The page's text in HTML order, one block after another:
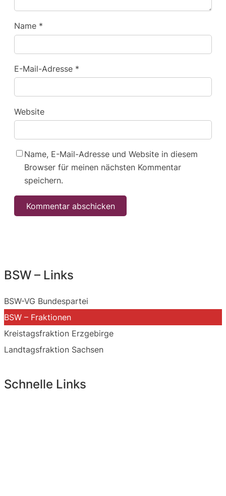
Name *
E-Mail-Adresse *
Website
Name, E-Mail-Adresse und Website in diesem
Browser für meinen nächsten Kommentar
speichern.
BSW – Links
BSW-VG Bundespartei
BSW – Fraktionen
Kreistagsfraktion Erzgebirge
Landtagsfraktion Sachsen
Schnelle Links